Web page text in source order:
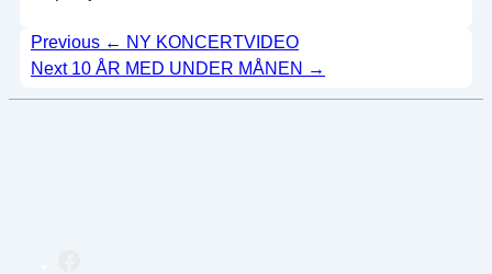
Indlægsnavigation
Previous ← NY KONCERTVIDEO
Next 10 ÅR MED UNDER MÅNEN →